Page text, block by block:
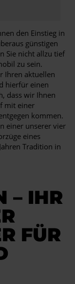
den Einstieg in
günstigen
Sie nicht allzu tief
zu sein.
Ihren aktuellen
hierfür einen
dass wir Ihnen
mit einer
kommen.
einer unserer vier
eines
Tradition in
– IHR
FÜR